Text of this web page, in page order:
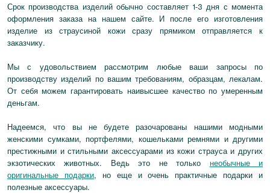
Срок производства изделий обычно составляет 1-3 дня с момента
оформления заказа на нашем сайте. И после его изготовления
изделие из страусиной кожи сразу прямиком отправляется к
заказчику.
Мы с удовольствием рассмотрим любые ваши запросы по
производству изделий по вашим требованиям, образцам, лекалам.
От себя можем гарантировать наивысшее качество по умеренным
деньгам.
Надеемся, что вы не будете разочарованы нашими модными
женскими сумками, портфелями, кошельками ремнями и другими
престижными и стильными аксессуарами из кожи страуса и других
экзотических животных. Ведь это не только необычные и
оригинальные подарки, но еще и очень практичные подарки и
полезные аксессуары.